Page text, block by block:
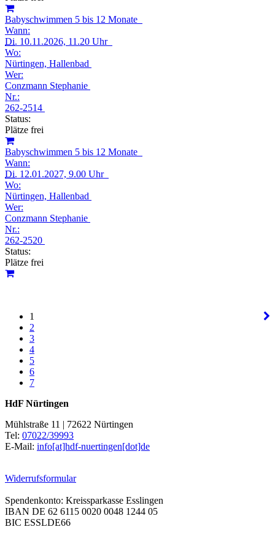
Babyschwimmen 5 bis 12 Monate
Wann:
Di. 10.11.2026, 11.20 Uhr
Wo:
Nürtingen, Hallenbad
Wer:
Conzmann Stephanie
Nr.:
262-2514
Status:
Plätze frei
Babyschwimmen 5 bis 12 Monate
Wann:
Di. 12.01.2027, 9.00 Uhr
Wo:
Nürtingen, Hallenbad
Wer:
Conzmann Stephanie
Nr.:
262-2520
Status:
Plätze frei
1
2
3
4
5
6
7
HdF Nürtingen
Mühlstraße 11 | 72622 Nürtingen
Tel: 07022/39993
E-Mail: info[at]hdf-nuertingen[dot]de
Widerrufsformular
Spendenkonto: Kreissparkasse Esslingen
IBAN DE 62 6115 0020 0048 1244 05
BIC ESSLDE66